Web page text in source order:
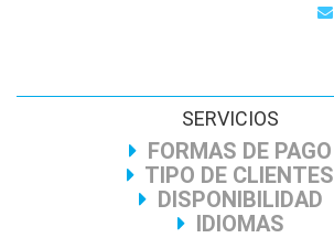
SERVICIOS
FORMAS DE PAGO
TIPO DE CLIENTES
DISPONIBILIDAD
IDIOMAS